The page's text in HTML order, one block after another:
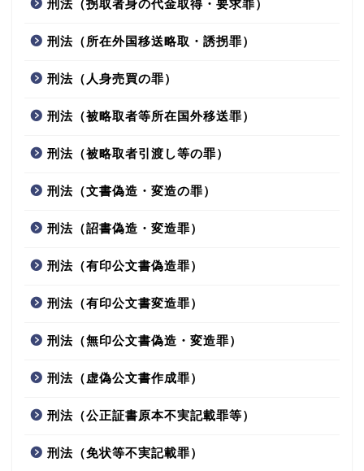
刑法（拐取者身の代金取得・要求罪）
刑法（所在外国移送略取・誘拐罪）
刑法（人身売買の罪）
刑法（被略取者等所在国外移送罪）
刑法（被略取者引渡し等の罪）
刑法（文書偽造・変造の罪）
刑法（詔書偽造・変造罪）
刑法（有印公文書偽造罪）
刑法（有印公文書変造罪）
刑法（無印公文書偽造・変造罪）
刑法（虚偽公文書作成罪）
刑法（公正証書原本不実記載罪等）
刑法（免状等不実記載罪）